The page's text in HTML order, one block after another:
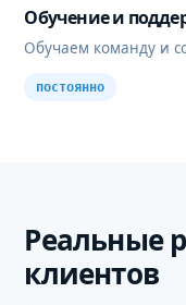
Обучение и
Обучаем команду и
постоянно
Реальные
клиентов